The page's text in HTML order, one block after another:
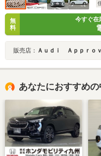
無
料
今すぐ在
販売店： Ａｕｄｉ Ａｐｐｒｏ
あなたにおすすめ